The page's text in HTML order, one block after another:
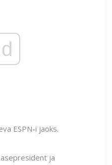
ESPN-i jaoks.
ja